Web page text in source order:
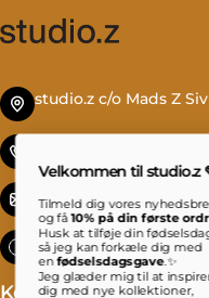
studio.z c/o Mads Z
info@studioz.dk
Mandag til torsdag: 8 -
Kollektioner
Velkommen til studio.z
Tilmeld dig vores
og få10% på din første
Husk at tilføje din
så jeg kan forkæle dig med
enfødselsdagsgave.✨
Jeg glæder mig til at
dig med nye kollektioner,